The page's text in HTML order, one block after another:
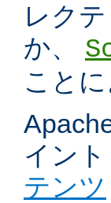
レク
か、
こと
イン
テンツ